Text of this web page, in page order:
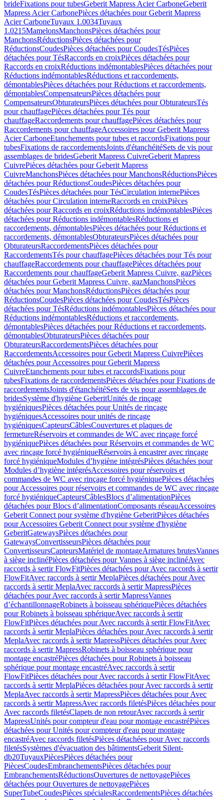
brideFixations pour tubesGeberit Mapress Acier CarboneGeberit
Mapress Acier CarbonePièces détachées pour Geberit Mapress
Acier CarboneTuyaux 1.0034Tuyaux
1.0215MamelonsManchonsPièces détachées pour
ManchonsRéductionsPièces détachées pour
RéductionsCoudesPièces détachées pour CoudesTésPièces
détachées pour TésRaccords en croixPièces détachées pour
Raccords en croixRéductions indémontablesPièces détachées pour
Réductions indémontablesRéductions et raccordements,
démontablesPièces détachées pour Réductions et raccordements,
démontablesCompensateursPièces détachées pour
CompensateursObturateursPièces détachées pour ObturateursTés
pour chauffagePièces détachées pour Tés pour
chauffageRaccordements pour chauffagePièces détachées pour
Raccordements pour chauffageAccessoires pour Geberit Mapress
Acier CarboneEtanchements pour tubes et raccordsFixations pour
tubesFixations de raccordementsJoints d'étanchéitéSets de vis pour
assemblages de bridesGeberit Mapress CuivreGeberit Mapress
CuivrePièces détachées pour Geberit Mapress
CuivreManchonsPièces détachées pour ManchonsRéductionsPièces
détachées pour RéductionsCoudesPièces détachées pour
CoudesTésPièces détachées pour TésCirculation internePièces
détachées pour Circulation interneRaccords en croixPièces
détachées pour Raccords en croixRéductions indémontablesPièces
détachées pour Réductions indémontablesRéductions et
raccordements, démontablesPièces détachées pour Réductions et
raccordements, démontablesObturateursPièces détachées pour
ObturateursRaccordementsPièces détachées pour
RaccordementsTés pour chauffagePièces détachées pour Tés pour
chauffageRaccordements pour chauffagePièces détachées pour
Raccordements pour chauffageGeberit Mapress Cuivre, gazPièces
détachées pour Geberit Mapress Cuivre, gazManchonsPièces
détachées pour ManchonsRéductionsPièces détachées pour
RéductionsCoudesPièces détachées pour CoudesTésPièces
détachées pour TésRéductions indémontablesPièces détachées pour
Réductions indémontablesRéductions et raccordements,
démontablesPièces détachées pour Réductions et raccordements,
démontablesObturateursPièces détachées pour
ObturateursRaccordementsPièces détachées pour
RaccordementsAccessoires pour Geberit Mapress CuivrePièces
détachées pour Accessoires pour Geberit Mapress
CuivreEtanchements pour tubes et raccordsFixations pour
tubesFixations de raccordementsPièces détachées pour Fixations de
raccordementsJoints d'étanchéitéSets de vis pour assemblages de
bridesSystème d'hygiène GeberitUnités de rinçage
hygiéniquesPièces détachées pour Unités de rinçage
hygiéniquesAccessoires pour unités de rinçage
hygiéniquesCapteursCâblesCouvertures et plaques de
fermetureRéservoirs et commandes de WC avec rinçage forcé
hygiéniquePièces détachées pour Réservoirs et commandes de WC
avec rinçage forcé hygiéniqueRéservoirs à encastrer avec rinçage
forcé hygiéniqueModules d’hygiène intégrésPièces détachées pour
Modules d’hygiène intégrésAccessoires pour réservoirs et
commandes de WC avec rinçage forcé hygiéniquePièces détachées
pour Accessoires pour réservoirs et commandes de WC avec rinçage
forcé hygiéniqueCapteursCâblesBlocs d’alimentationPièces
détachées pour Blocs d’alimentationComposants réseauAccessoires
Geberit Connect pour système d'hygiène GeberitPièces détachées
pour Accessoires Geberit Connect pour système d'hygiène
GeberitGatewaysPièces détachées pour
GatewaysConvertisseursPièces détachées pour
ConvertisseursCapteursMatériel de montageArmatures brutesVannes
à siège inclinéPièces détachées pour Vannes à siège inclinéAvec
raccords à sertir FlowFitPièces détachées pour Avec raccords à sertir
FlowFitAvec raccords à sertir MeplaPièces détachées pour Avec
raccords à sertir MeplaAvec raccords à sertir MapressPièces
détachées pour Avec raccords à sertir MapressVannes
d’échantillonnageRobinets à boisseau sphériquePièces détachées
pour Robinets à boisseau sphériqueAvec raccords à sertir
FlowFitPièces détachées pour Avec raccords à sertir FlowFitAvec
raccords à sertir MeplaPièces détachées pour Avec raccords à sertir
MeplaAvec raccords à sertir MapressPièces détachées pour Avec
raccords à sertir MapressRobinets à boisseau sphérique pour
montage encastréPièces détachées pour Robinets à boisseau
sphérique pour montage encastréAvec raccords à sertir
FlowFitPièces détachées pour Avec raccords à sertir FlowFitAvec
raccords à sertir MeplaPièces détachées pour Avec raccords à sertir
MeplaAvec raccords à sertir MapressPièces détachées pour Avec
raccords à sertir MapressAvec raccords filetésPièces détachées pour
Avec raccords filetésClapets de non retourAvec raccords à sertir
MapressUnités pour compteur d'eau pour montage encastréPièces
détachées pour Unités pour compteur d'eau pour montage
encastréAvec raccords filetésPièces détachées pour Avec raccords
filetésSystèmes d'évacuation des bâtimentsGeberit Silent-
db20TuyauxPiècesPièces détachées pour
PiècesCoudesEmbranchementsPièces détachées pour
EmbranchementsRéductionsOuvertures de nettoyagePièces
détachées pour Ouvertures de nettoyagePièces
SuperTubeCoudesPièces spécialesRaccordementsPièces détachées